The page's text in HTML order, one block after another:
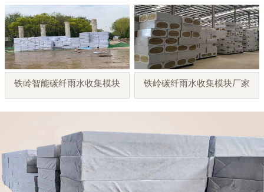
铁岭智能碳纤雨水收集模块 铁岭碳纤雨水收集模块厂家